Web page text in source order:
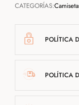
CATEGORÍAS:
POLÍTICA
POLÍTICA